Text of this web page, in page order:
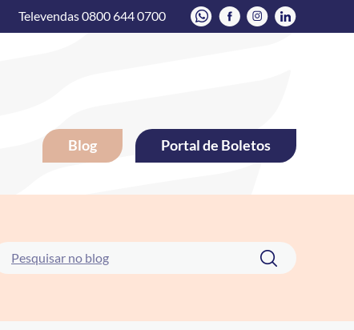
Televendas 0800 644 0700
Blog Portal de Boletos